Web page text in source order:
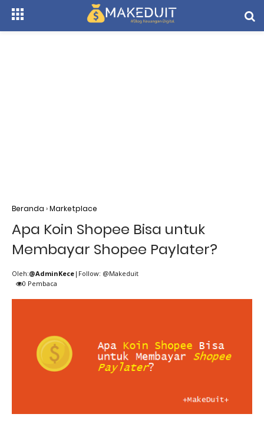
Beranda ›Marketplace
Apa Koin Shopee Bisa untuk
Membayar Shopee Paylater?
Oleh:@AdminKece |Follow: @Makeduit
0 Pembaca